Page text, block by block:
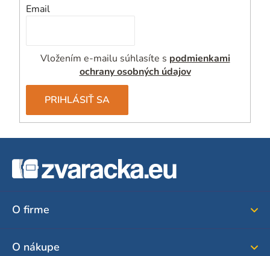
Email
Vložením e-mailu súhlasíte s podmienkami
ochrany osobných údajov
PRIHLÁSIŤ SA
O firme
O nákupe